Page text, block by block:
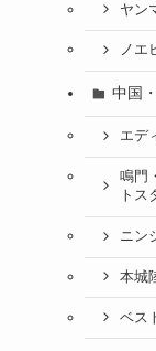
ヤン
ノエ
中国
エデ
鳴門
トス
ニン
本城
ベス